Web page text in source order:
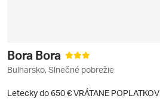
Bora Bora
Bulharsko, Slnečné pobrežie
Letecky do 650 € VRÁTANE POPLATKOV